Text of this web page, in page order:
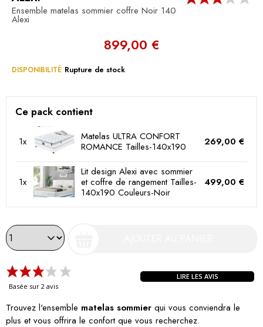
Ensemble matelas sommier coffre Noir 140
Alexi
899,00 €
DISPONIBILITÉ Rupture de stock
Ce pack contient
1x
Matelas ULTRA CONFORT
ROMANCE Tailles-140x190
269,00 €
1x
Lit design Alexi avec sommier
et coffre de rangement Tailles-
140x190 Couleurs-Noir
499,00 €
Basée sur 2 avis
LIRE LES AVIS
Trouvez l'ensemble matelas sommier qui vous conviendra le
plus et vous offrira le confort que vous recherchez.